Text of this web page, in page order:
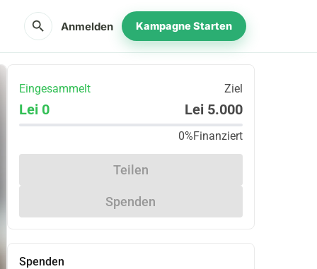
search Anmelden Kampagne Starten
Eingesammelt Ziel
Lei 0 Lei 5.000
0%Finanziert
Teilen
Spenden
Spenden